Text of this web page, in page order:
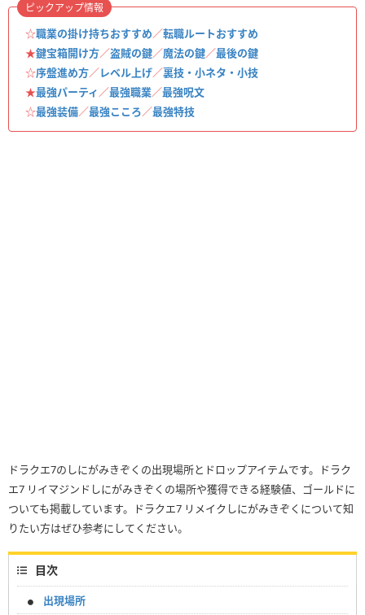
☆職業の掛け持ちおすすめ／転職ルートおすすめ
★鍵宝箱開け方／盗賊の鍵／魔法の鍵／最後の鍵
☆序盤進め方／レベル上げ／裏技・小ネタ・小技
★最強パーティ／最強職業／最強呪文
☆最強装備／最強こころ／最強特技
ピックアップ情報
ドラクエ7のしにがみきぞくの出現場所とドロップアイテムです。ドラク
エ7 リイマジンドしにがみきぞくの場所や獲得できる経験値、ゴールドに
ついても掲載しています。ドラクエ7 リメイクしにがみきぞくについて知
りたい方はぜひ参考にしてください。
目次
出現場所